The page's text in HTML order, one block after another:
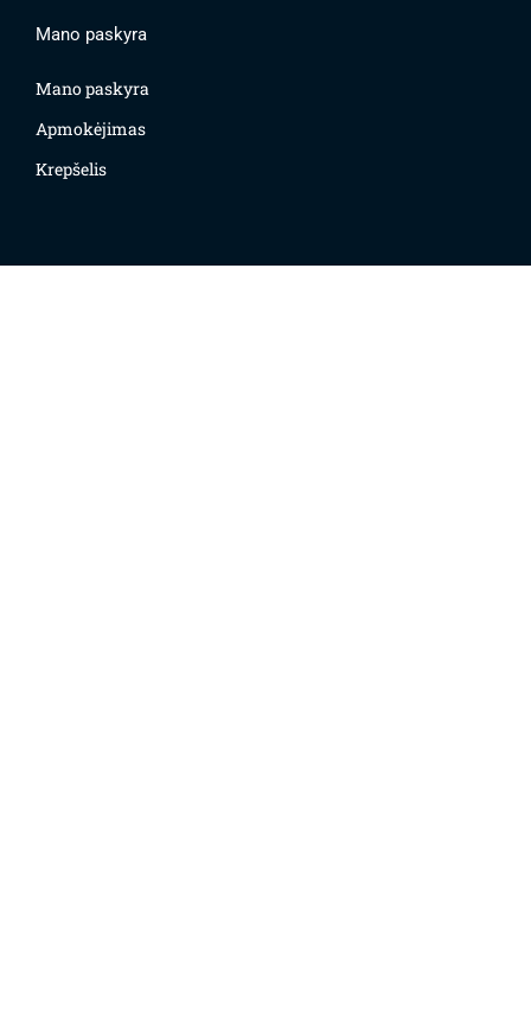
Mano paskyra
Mano paskyra
Apmokėjimas
Krepšelis